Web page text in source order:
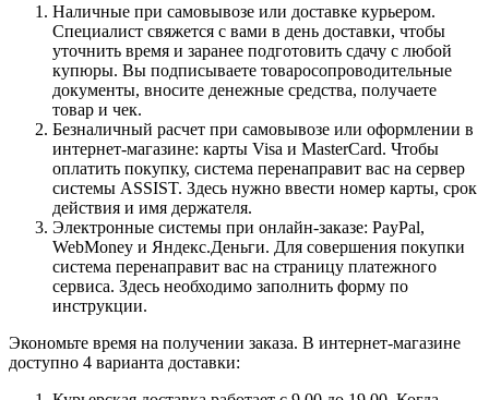
Наличные при самовывозе или доставке курьером.
Специалист свяжется с вами в день доставки, чтобы
уточнить время и заранее подготовить сдачу с любой
купюры. Вы подписываете товаросопроводительные
документы, вносите денежные средства, получаете
товар и чек.
Безналичный расчет при самовывозе или оформлении в
интернет-магазине: карты Visa и MasterCard. Чтобы
оплатить покупку, система перенаправит вас на сервер
системы ASSIST. Здесь нужно ввести номер карты, срок
действия и имя держателя.
Электронные системы при онлайн-заказе: PayPal,
WebMoney и Яндекс.Деньги. Для совершения покупки
система перенаправит вас на страницу платежного
сервиса. Здесь необходимо заполнить форму по
инструкции.
Экономьте время на получении заказа. В интернет-магазине
доступно 4 варианта доставки: